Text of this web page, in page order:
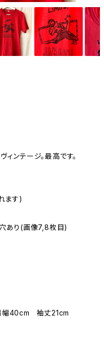
ンテージ。最高です。
ます)
穴あり(画像7,8枚目)
幅40cm 袖丈21cm